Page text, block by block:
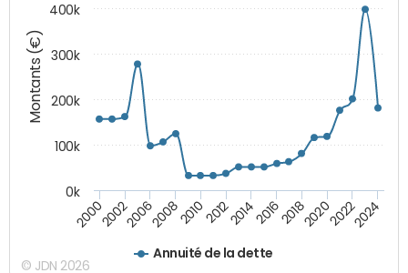
Montants (€)
Annuité de la dette
200020022006200820102012201420162018202020222024
0k
100k
200k
300k
400k
© JDN 2026